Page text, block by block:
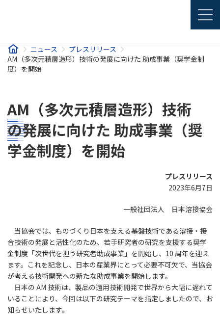
ツ
シ
ニュース
プレスリリース
AM（多次元積層造形）技術の発展に向けた 助成事業（奨学金制
度）を開始
AM（多次元積層造形）技術
の発展に向けた 助成事業（奨
学金制度）を開始
プレスリリース
2023年6月7日
一般社団法人 日本溶接協会
当協会では、ものづくり日本を支える基盤技術である溶接・接
合技術の発展と活性化のため、若手研究者の研究を支援する奨学
金制度「次世代を担う研究者助成事業」を開始し、10 周年を迎え
ます。これを記念し、日本の産業界にとって必要不可欠で、当協会
が考える技術開発への新たな助成事業を開始します。
日本の AM 技術は、製品の適用技術開発で世界から大幅に遅れて
いることにより、今回は以下の研究テーマを指定しましたので、お
知らせいたします。